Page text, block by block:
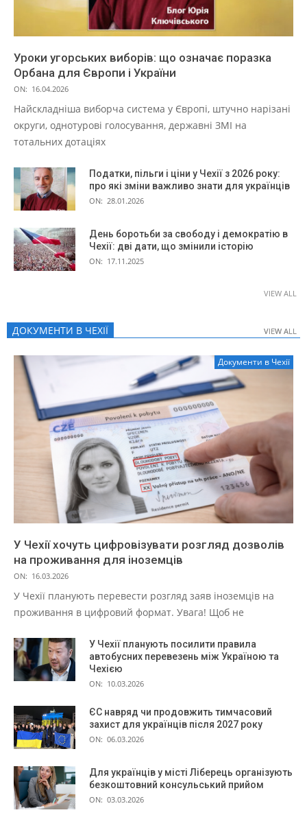
Уроки угорських виборів: що означає поразка
Орбана для Європи і України
ON: 16.04.2026
Найскладніша виборча система у Європі, штучно нарізані
округи, однотурові голосування, державні ЗМІ на
тотальних дотаціях
Податки, пільги і ціни у Чехії з 2026 року:
про які зміни важливо знати для українців
ON: 28.01.2026
День боротьби за свободу і демократію в
Чехії: дві дати, що змінили історію
ON: 17.11.2025
VIEW ALL
ДОКУМЕНТИ В ЧЕХІЇ VIEW ALL
Документи в Чехії
У Чехії хочуть цифровізувати розгляд дозволів
на проживання для іноземців
ON: 16.03.2026
У Чехії планують перевести розгляд заяв іноземців на
проживання в цифровий формат. Увага! Щоб не
У Чехії планують посилити правила
автобусних перевезень між Україною та
Чехією
ON: 10.03.2026
ЄС навряд чи продовжить тимчасовий
захист для українців після 2027 року
ON: 06.03.2026
Для українців у місті Ліберець організують
безкоштовний консульський прийом
ON: 03.03.2026
VIEW ALL